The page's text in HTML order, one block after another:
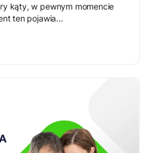
kąty, w pewnym momencie
ten pojawia...